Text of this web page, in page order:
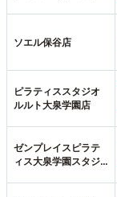
ソエル保谷店
ピラティススタジオ
ルルト大泉学園店
ゼンプレイスピラテ
ィス大泉学園スタジ